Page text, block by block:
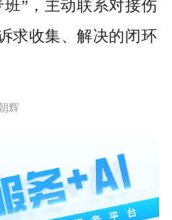
”，主动联系对接伤
求收集、解决的闭环
辉